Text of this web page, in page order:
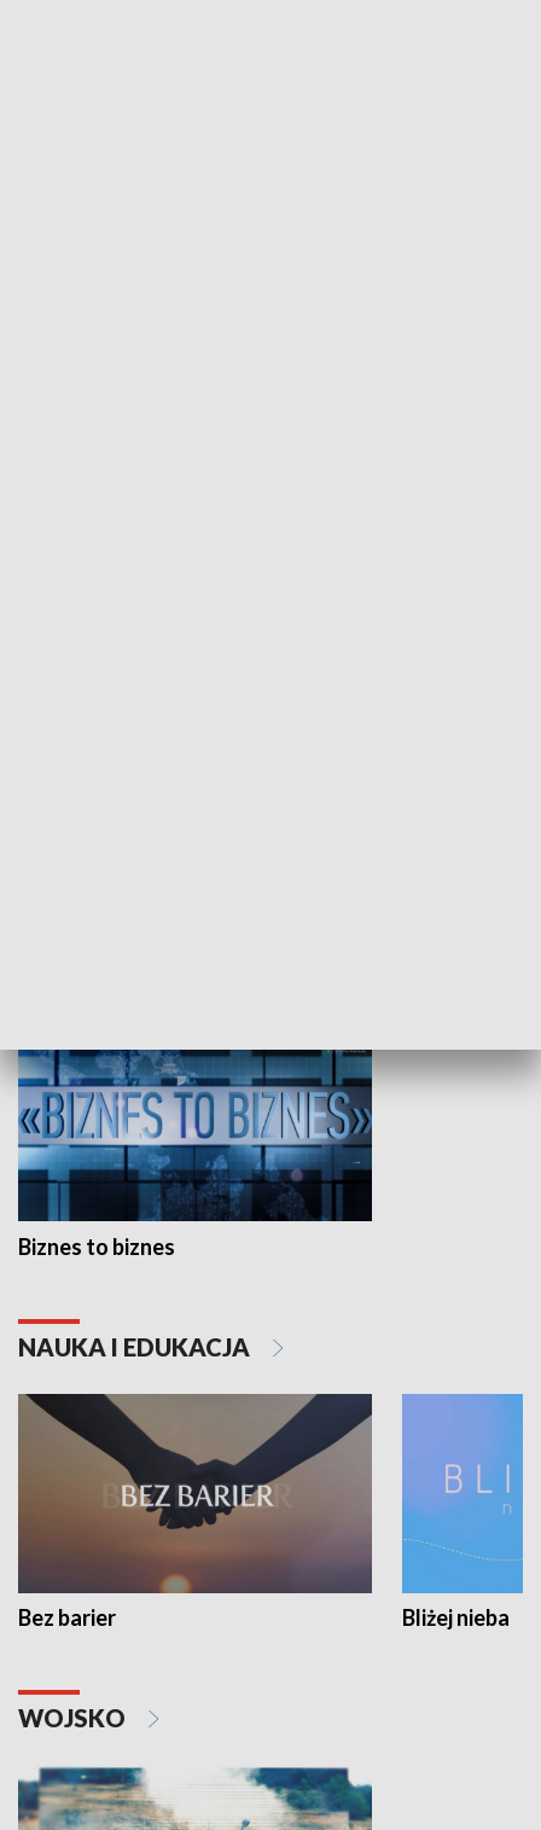
Biznes to biznes
NAUKA I EDUKACJA
Bez barier Bliżej nieba
WOJSKO